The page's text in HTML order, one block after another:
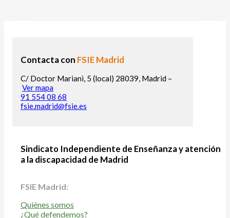
Contacta con FSIE Madrid
C/ Doctor Mariani, 5 (local) 28039, Madrid –
Ver mapa
91 554 08 68
fsie.madrid@fsie.es
Sindicato Independiente de Enseñanza y atención
a la discapacidad de Madrid
FSIE Madrid:
Quiénes somos
¿Qué defendemos?